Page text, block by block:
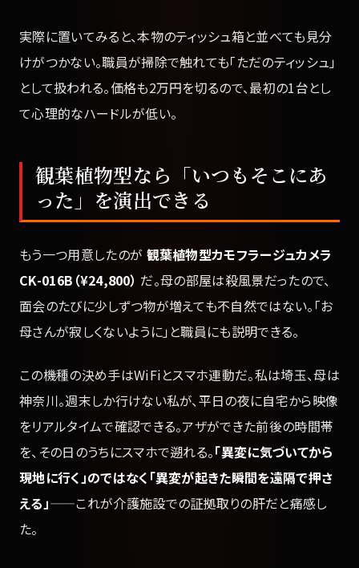
実際に置いてみると、本物のティッシュ箱と並べても見分
けがつかない。職員が掃除で触れても「ただのティッシュ」
として扱われる。価格も2万円を切るので、最初の1台とし
て心理的なハードルが低い。
観葉植物型なら「いつもそこにあ
った」を演出できる
もう一つ用意したのが 観葉植物型カモフラージュカメラ
CK-016B（¥24,800） だ。母の部屋は殺風景だったので、
面会のたびに少しずつ物が増えても不自然ではない。「お
母さんが寂しくないように」と職員にも説明できる。
この機種の決め手はWiFiとスマホ連動だ。私は埼玉、母は
神奈川。週末しか行けない私が、平日の夜に自宅から映像
をリアルタイムで確認できる。アザができた前後の時間帯
を、その日のうちにスマホで遡れる。「異変に気づいてから
現地に行く」のではなく「異変が起きた瞬間を遠隔で押さ
える」——これが介護施設での証拠取りの肝だと痛感し
た。